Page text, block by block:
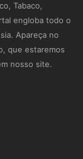
Tabaco,
engloba todo o
Apareça no
que estaremos
nosso site.